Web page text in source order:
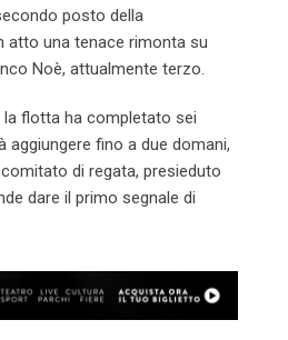
posto della
atto una tenace rimonta su
Noè, attualmente terzo.
flotta ha completato sei
aggiungere fino a due domani,
di regata, presieduto
dare il primo segnale di